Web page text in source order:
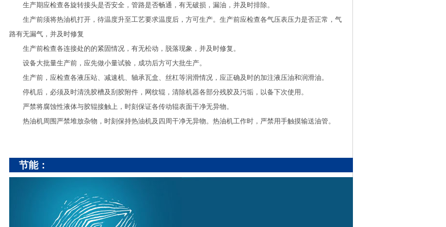
生产期应检查各旋转接头是否安全，管路是否畅通，有无破损，漏油，并及时排除。
生产前须将热油机打开，待温度升至工艺要求温度后，方可生产。生产前应检查各气压表压力是否正常，气
路有无漏气，并及时修复
生产前检查各连接处的的紧固情况，有无松动，脱落现象，并及时修复。
设备大批量生产前，应先做小量试验，成功后方可大批生产。
生产前，应检查各液压站、减速机、轴承瓦盒、丝杠等润滑情况，应正确及时的加注液压油和润滑油。
停机后，必须及时清洗胶槽及刮胶附件，网纹辊，清除机器各部分残胶及污垢，以备下次使用。
严禁将腐蚀性液体与胶辊接触上，时刻保证各传动辊表面干净无异物。
热油机周围严禁堆放杂物，时刻保持热油机及四周干净无异物。热油机工作时，严禁用手触摸输送油管。
节能：